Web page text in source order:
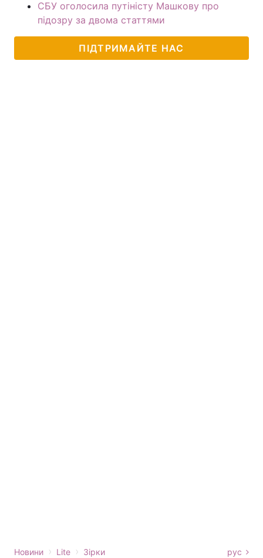
СБУ оголосила путіністу Машкову про
підозру за двома статтями
ПІДТРИМАЙТЕ НАС
Новини › Lite › Зірки рус